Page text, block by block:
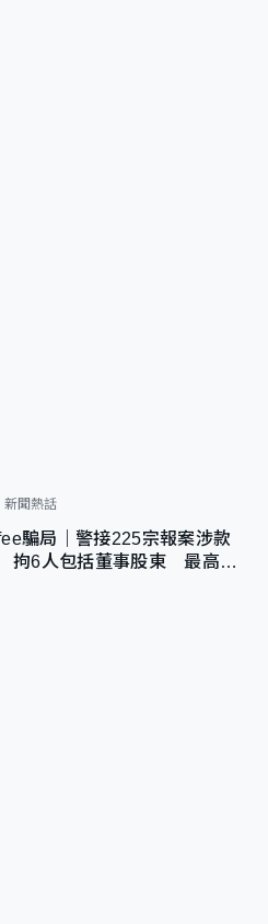
新聞熱話
騙局｜警接225宗報案涉款
拘6人包括董事股東 最高金